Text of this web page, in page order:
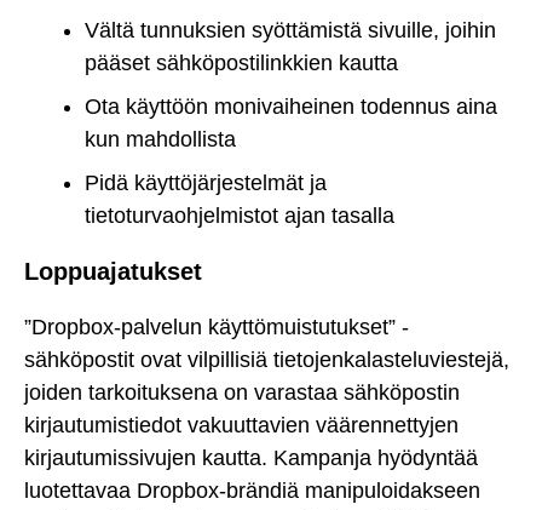
Vältä tunnuksien syöttämistä sivuille, joihin
pääset sähköpostilinkkien kautta
Ota käyttöön monivaiheinen todennus aina
kun mahdollista
Pidä käyttöjärjestelmät ja
tietoturvaohjelmistot ajan tasalla
Loppuajatukset
”Dropbox-palvelun käyttömuistutukset” -
sähköpostit ovat vilpillisiä tietojenkalasteluviestejä,
joiden tarkoituksena on varastaa sähköpostin
kirjautumistiedot vakuuttavien väärennettyjen
kirjautumissivujen kautta. Kampanja hyödyntää
luotettavaa Dropbox-brändiä manipuloidakseen